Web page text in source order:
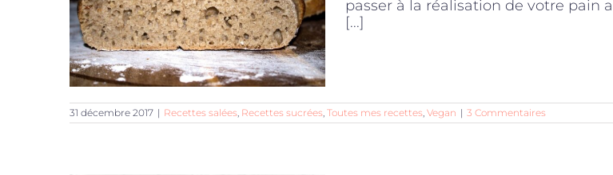
passer à la réalisation de votre pain
[...]
31 décembre 2017 | Recettes salées, Recettes sucrées, Toutes mes recettes, Vegan | 3 Commentaires